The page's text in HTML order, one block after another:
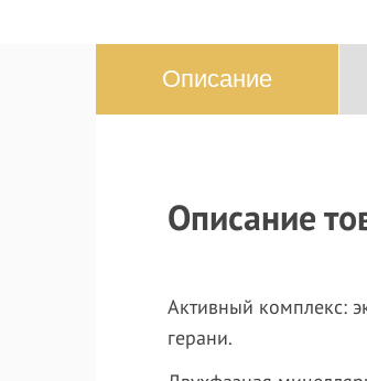
Описание
Описание
Активный комплекс:
герани.